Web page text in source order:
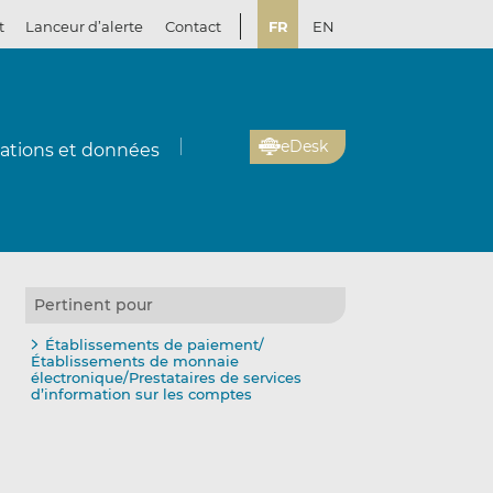
Lanceur d’alerte Contact FR EN
et données eDesk
Pertinent pour
Établissements de paiement/
Établissements de monnaie
électronique/Prestataires de services
d’information sur les comptes